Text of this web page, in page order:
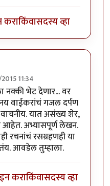
कराकिंवासदस्य व्हा
11:34
DO VISIT !!byझकास
नक्की भेट देणार... वर
वाईकरांचं गजल दर्पण
यात असंख्य शेर,
आहेत. अभ्यासपूर्ण लेखन.
रचनांचं रसग्रहणही या
आवडेल तुम्हाला.
कराकिंवासदस्य व्हा